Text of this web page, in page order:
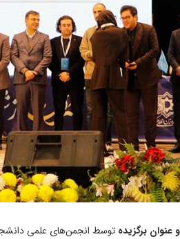
عنوان برگزیده توسط انجمن‌های علمی